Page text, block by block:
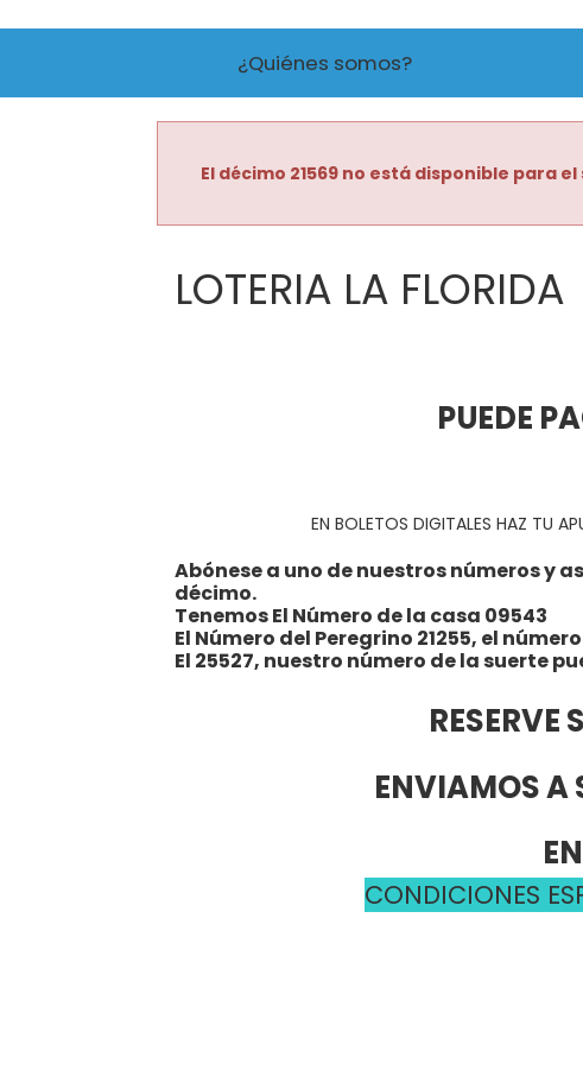
¿Quiénes somos?
El décimo 21569 no está disponible para
LOTERIA LA FLORIDA
PUEDE
EN BOLETOS DIGITALES HAZ TU
Abónese a uno de nuestros números y
décimo.
Tenemos El Número de la casa 09543
El Número del Peregrino 21255, el
El 25527, nuestro número de la suerte
RESERVE
ENVIAMOS A
CONDICIONES